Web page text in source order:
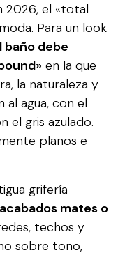
2026, el «total
Para un look
baño debe
en la que
la naturaleza y
agua, con el
el gris azulado.
planos e
grifería
mates o
techos y
sobre tono,